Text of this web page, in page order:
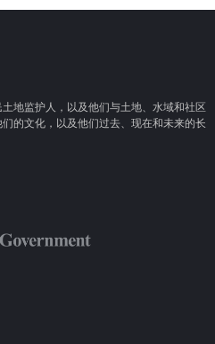
地监护人，以及他们与土地、水域和社区
的文化，以及他们过去、现在和未来的长